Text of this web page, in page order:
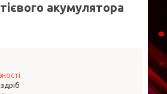
акумулятора